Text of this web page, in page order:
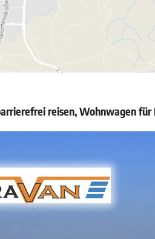
reisen, Wohnwagen